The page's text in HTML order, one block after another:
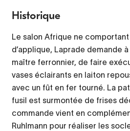
Historique
Le salon Afrique ne
d’applique, Laprade demande
maître ferronnier, de faire
vases éclairants en laiton
avec un fût en fer tourné. La
fusil est surmontée de frises
commande vient en
Ruhlmann pour réaliser les